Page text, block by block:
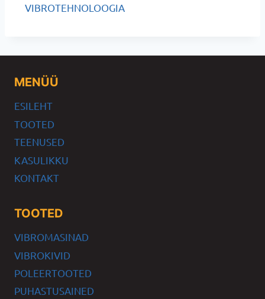
VIBROTEHNOLOOGIA
MENÜÜ
ESILEHT
TOOTED
TEENUSED
KASULIKKU
KONTAKT
TOOTED
VIBROMASINAD
VIBROKIVID
POLEERTOOTED
PUHASTUSAINED